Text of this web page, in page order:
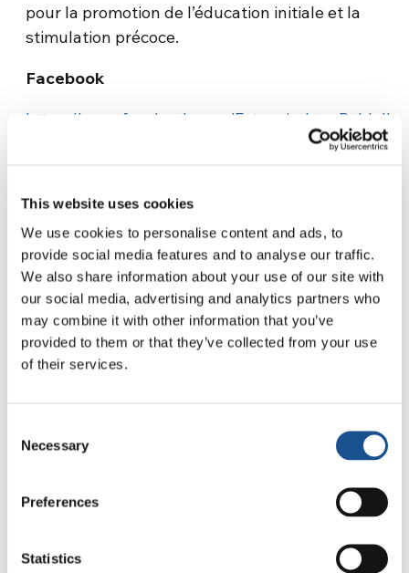
This website uses cookies
We use cookies to personalise content and ads, to
provide social media features and to analyse our traffic.
We also share information about your use of our site with
our social media, advertising and analytics partners who
may combine it with other information that you’ve
provided to them or that they’ve collected from your use
of their services.
Selection
Necessary
Preferences
Statistics
pour la promotion de l’éducation initiale et la
stimulation précoce.
Facebook
https://www.facebook.com/EstanciaJuanPabloII
catalina.estanciainfantil@gmail.com